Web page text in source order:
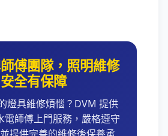
傅團隊，照明維修
安全有保障
燈具維修煩惱？DVM 提供
電師傅上門服務，嚴格遵守